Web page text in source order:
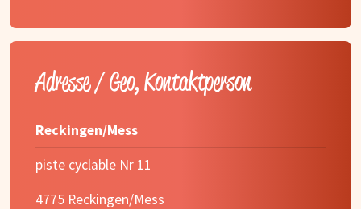
Adresse / Geo, Kontaktperson
Reckingen/Mess
piste cyclable Nr 11
4775 Reckingen/Mess